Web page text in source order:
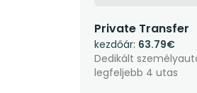
Private Transfer
kezdőár: 63.79€
Dedikált
legfeljebb 4 utas